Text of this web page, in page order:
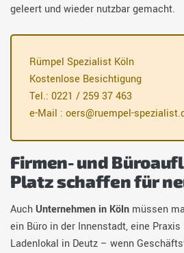
geleert und wieder nutzbar gemacht.
Rümpel Spezialist Köln
Kostenlose Besichtigung
Tel.: 0221 / 259 37 463
e-Mail : oers@ruempel-
Firmen- und
Platz schaffen für
AuchUnternehmen in Köln müssen
ein Büro in der Innenstadt, eine
Ladenlokal in Deutz – wenn